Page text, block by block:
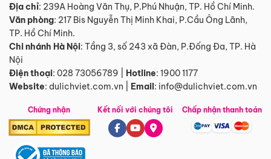
Địa chỉ: 239A Hoàng Văn Thụ, P.Phú Nhuận, TP. Hồ Chí Minh.
Văn phòng: 217 Bis Nguyễn Thị Minh Khai, P.Cầu Ông Lãnh,
TP. Hồ Chí Minh.
Chi nhánh Hà Nội: Tầng 3, số 243 xã Đàn, P.Đống Đa, TP. Hà
Nội
Điện thoại: 028 73056789 Hotline: 1900 1177
Website: dulichviet.com.vn Email: info@dulichviet.com.vn
Chứng nhận Kết nối với chúng tôi Chấp nhận thanh toán